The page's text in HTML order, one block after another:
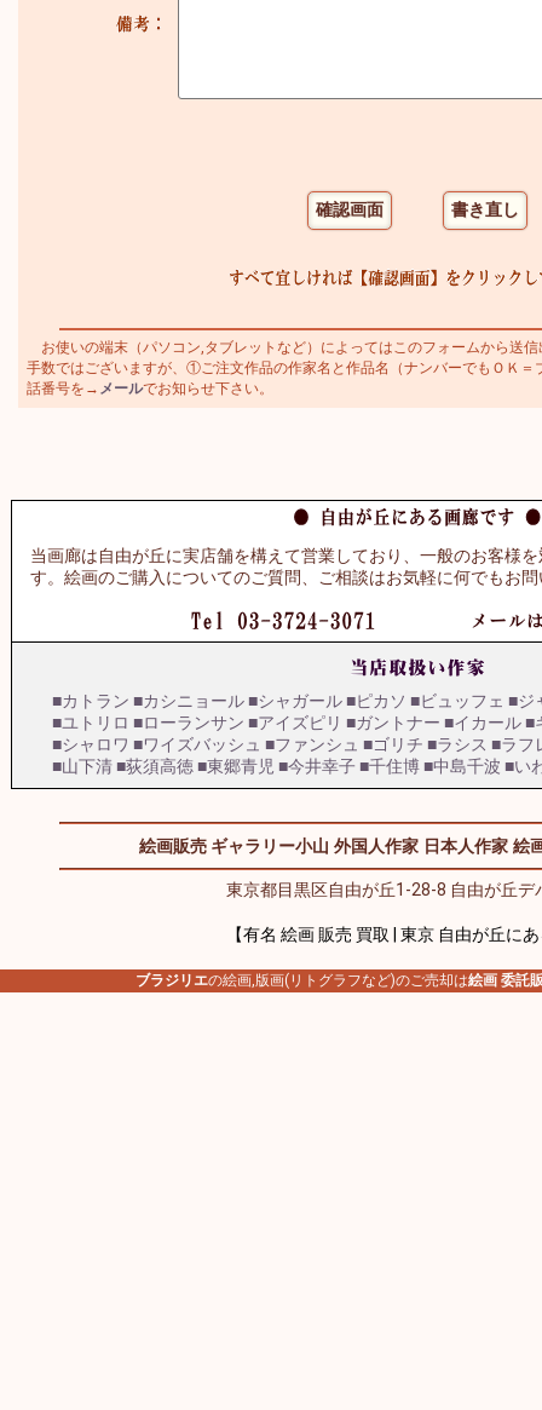
お使いの端末（パソコン,タブレットなど）によってはこのフォームから送
手数ではございますが、①ご注文作品の作家名と作品名（ナンバーでもＯＫ
話番号を→ メールでお知らせ下さい。
当画廊は自由が丘に実店舗を構えて営業しており、一般のお客様
す。絵画のご購入についてのご質問、ご相談はお気軽に何でもお
■カトラン ■カシニョール■シャガール■ピカソ ■ビュッフェ ■ジ
■ユトリロ ■ローランサン ■アイズピリ ■ガントナー ■イカール■
■シャロワ ■ワイズバッシュ ■ファンシュ ■ゴリチ ■ラシス ■ラフ
■山下清■荻須高徳■東郷青児 ■今井幸子■千住博■中島千波 ■い
絵画販売 ギャラリー小山 外国人作家 日本人作家 絵
東京都目黒区自由が丘1-28-8 自由が丘デ
【有名 絵画 販売 買取 | 東京 自由が丘に
ブラジリエの絵画,版画(リトグラフなど)のご売却は絵画 委託